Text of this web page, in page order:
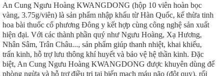
An Cung Ngưu Hoàng KWANGDONG (hộp 10 viên hoàn bọc
vàng, 3.75g/viên) là sản phẩm nhập khẩu từ Hàn Quốc, kế thừa tinh
hoa bài thuốc cổ phương Đông y kết hợp cùng công nghệ sản xuất
hiện đại. Với các thành phần quý như Ngưu Hoàng, Xạ Hương,
Nhân Sâm, Trân Châu..., sản phẩm giúp thanh nhiệt, khai khiếu,
trấn kinh, hỗ trợ lưu thông khí huyết và bảo vệ hệ thần kinh. Đặc
biệt, An Cung Ngưu Hoàng KWANGDONG được khuyên dùng để
phòng ngừa và hỗ trợ điều trị tai biến mạch máu não (đột quỵ), rối